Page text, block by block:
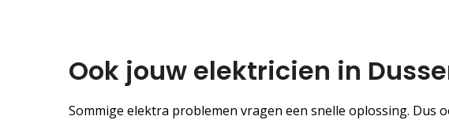
Ook jouw elektricien in
Sommige elektra problemen vragen een snelle oplossing. Dus